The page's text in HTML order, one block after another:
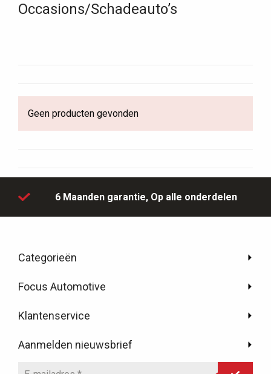
Occasions/Schadeauto’s
Geen producten gevonden
6 Maanden garantie, Op alle onderdelen
Categorieën
Focus Automotive
Klantenservice
Aanmelden nieuwsbrief